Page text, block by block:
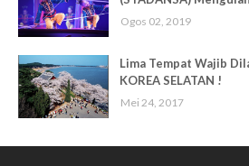
Ogos 02, 2019
Lima Tempat Wajib
KOREA SELATAN !
Mei 24, 2017